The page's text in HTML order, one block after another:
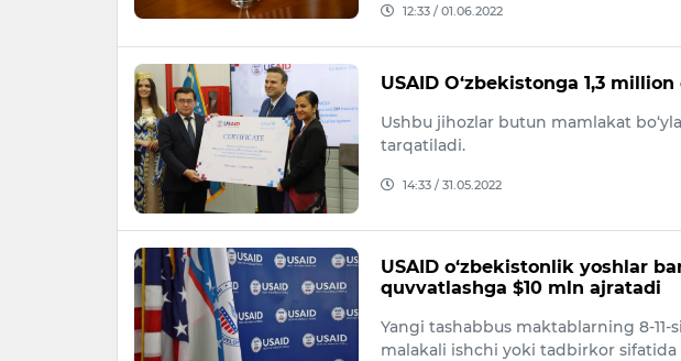
12:33 / 01.06.2022
USAID O‘zbekistonga 1,3
Ushbu jihozlar butun mamlakat
tarqatiladi.
14:33 / 31.05.2022
USAID o‘zbekistonlik yoshlar
quvvatlashga $10 mln ajratadi
Yangi tashabbus maktablarning 8-
malakali ishchi yoki tadbirkor sifatida